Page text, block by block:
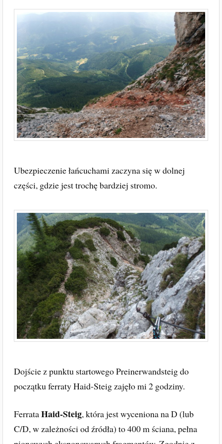
Ubezpieczenie łańcuchami zaczyna się w dolnej
części, gdzie jest trochę bardziej stromo.
Dojście z punktu startowego Preinerwandsteig do
początku ferraty Haid-Steig zajęło mi 2 godziny.
FerrataHaid-Steig, która jest wyceniona na D (lub
C/D, w zależności od źródła) to 400 m ściana, pełna